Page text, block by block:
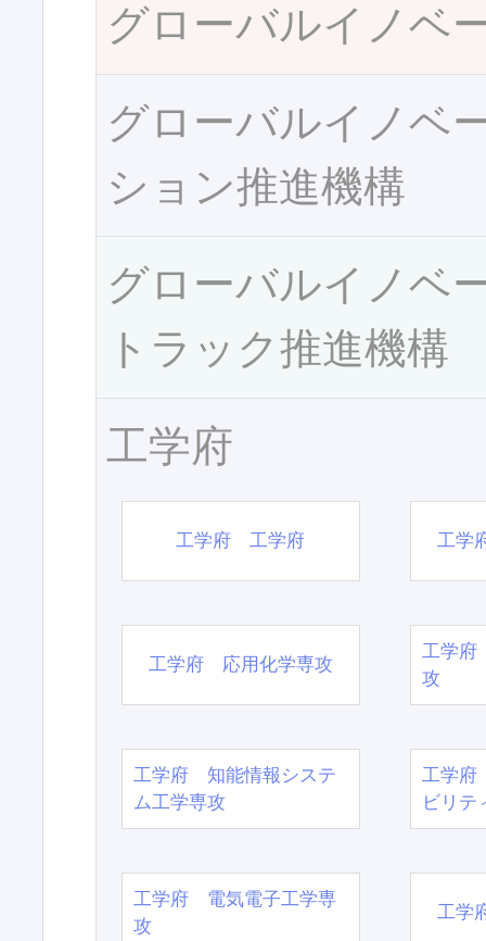
グローバルイノベ
グローバルイノベ
ション推進機構
グローバルイノベ
トラック推進機構
工学府
工学府 工学府 工学
工学府 応用化学専攻
工学府
攻
工学府 知能情報システ
ム工学専攻
工学府
ビリテ
工学府 電気電子工学専
攻
工学